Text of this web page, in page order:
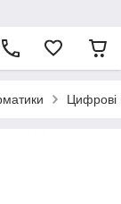
Цифрові